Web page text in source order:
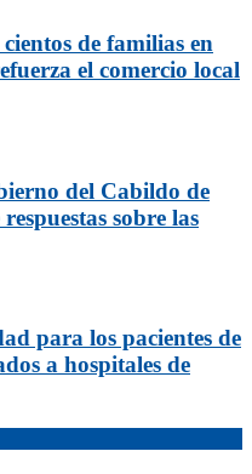
de familias en
el comercio local
del Cabildo de
sobre las
para los pacientes de
a hospitales de